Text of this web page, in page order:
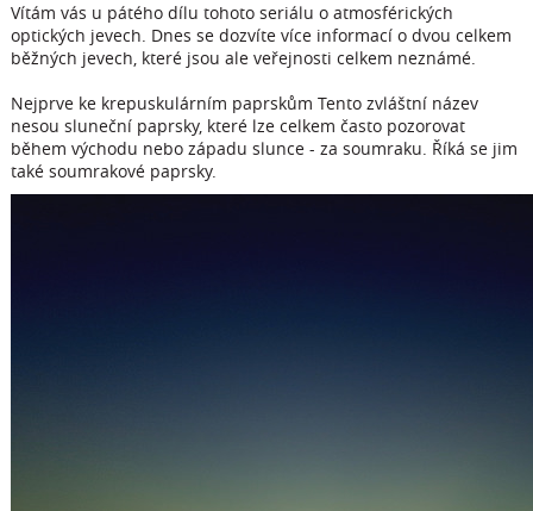
Vítám vás u pátého dílu tohoto seriálu o atmosférických
optických jevech. Dnes se dozvíte více informací o dvou celkem
běžných jevech, které jsou ale veřejnosti celkem neznámé.
Nejprve ke krepuskulárním paprskům Tento zvláštní název
nesou sluneční paprsky, které lze celkem často pozorovat
během východu nebo západu slunce - za soumraku. Říká se jim
také soumrakové paprsky.